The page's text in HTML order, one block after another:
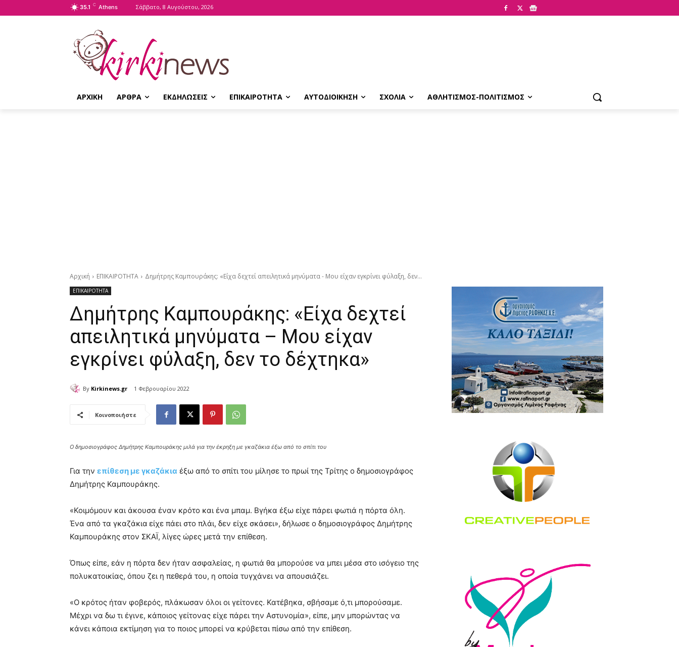
35.1 C Athens Σάββατο, 8 Αυγούστου, 2026
ΑΡΧΙΚΗ ΑΡΘΡΑ ΕΚΔΗΛΩΣΕΙΣ ΕΠΙΚΑΙΡΟΤΗΤΑ ΑΥΤΟΔΙΟΙΚΗΣΗ ΣΧΟΛΙΑ ΑΘΛΗΤΙΣΜΟΣ-ΠΟΛΙΤΙΣΜΟΣ
Αρχική ΕΠΙΚΑΙΡΟΤΗΤΑ Δημήτρης Καμπουράκης: «Είχα δεχτεί απειλητικά μηνύματα - Μου είχαν εγκρίνει φύλαξη, δεν...
ΕΠΙΚΑΙΡΟΤΗΤΑ
Δημήτρης Καμπουράκης: «Είχα δεχτεί
απειλητικά μηνύματα – Μου είχαν
εγκρίνει φύλαξη, δεν το δέχτηκα»
By Kirkinews.gr 1 Φεβρουαρίου 2022
Κοινοποιήστε
Ο δημοσιογράφος Δημήτρης Καμπουράκης μιλά για την έκρηξη με γκαζάκια έξω από το σπίτι του
Για την επίθεση με γκαζάκια έξω από το σπίτι του μίλησε το πρωί της Τρίτης ο δημοσιογράφος
Δημήτρης Καμπουράκης.
«Κοιμόμουν και άκουσα έναν κρότο και ένα μπαμ. Βγήκα έξω είχε πάρει φωτιά η πόρτα όλη.
Ένα από τα γκαζάκια είχε πάει στο πλάι, δεν είχε σκάσει», δήλωσε ο δημοσιογράφος Δημήτρης
Καμπουράκης στον ΣΚΑΪ, λίγες ώρες μετά την επίθεση.
Όπως είπε, εάν η πόρτα δεν ήταν ασφαλείας, η φωτιά θα μπορούσε να μπει μέσα στο ισόγειο της
πολυκατοικίας, όπου ζει η πεθερά του, η οποία τυγχάνει να απουσιάζει.
«Ο κρότος ήταν φοβερός, πλάκωσαν όλοι οι γείτονες. Κατέβηκα, σβήσαμε ό,τι μπορούσαμε.
Μέχρι να δω τι έγινε, κάποιος γείτονας είχε πάρει την Αστυνομία», είπε, μην μπορώντας να
κάνει κάποια εκτίμηση για το ποιος μπορεί να κρύβεται πίσω από την επίθεση.